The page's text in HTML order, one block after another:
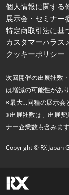
個人情報に関する
展示会・セミナー
特定商取引法に基
カスタマーハラス
クッキーポリシー
次回開催の出展社数
は増減の可能性があり
※最大…同種の展示会
※出展社数は、出展
ナー企業数も含みます
Copyright © RX Japan